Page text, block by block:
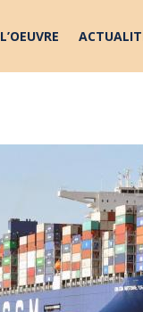
L’OEUVRE